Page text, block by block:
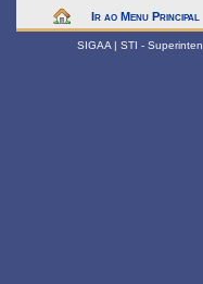
Ir ao Menu Principal
SIGAA | STI -